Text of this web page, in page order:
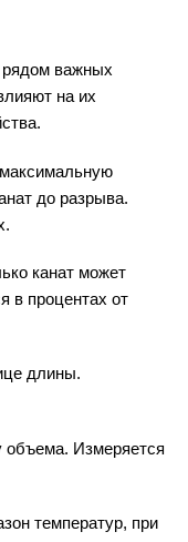
важных
на их
до разрыва.
канат может
в процентах от
длины.
объема. Измеряется
температур, при